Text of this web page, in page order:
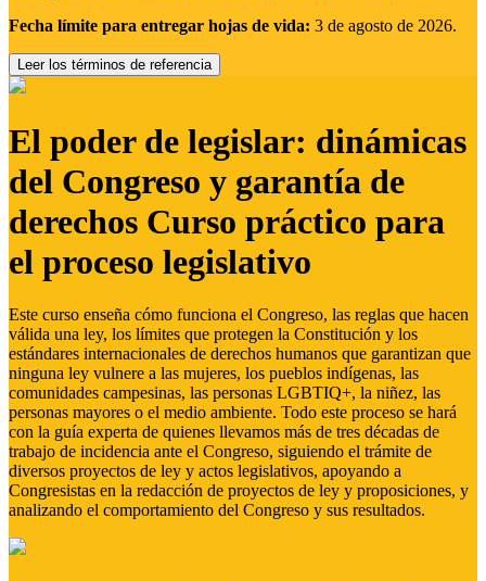
Fecha límite para entregar hojas de vida: 3 de agosto de 2026.
Leer los términos de referencia
El poder de legislar: dinámicas
del Congreso y garantía de
derechos Curso práctico para
el proceso legislativo
Este curso enseña cómo funciona el Congreso, las reglas que hacen
válida una ley, los límites que protegen la Constitución y los
estándares internacionales de derechos humanos que garantizan que
ninguna ley vulnere a las mujeres, los pueblos indígenas, las
comunidades campesinas, las personas LGBTIQ+, la niñez, las
personas mayores o el medio ambiente. Todo este proceso se hará
con la guía experta de quienes llevamos más de tres décadas de
trabajo de incidencia ante el Congreso, siguiendo el trámite de
diversos proyectos de ley y actos legislativos, apoyando a
Congresistas en la redacción de proyectos de ley y proposiciones, y
analizando el comportamiento del Congreso y sus resultados.